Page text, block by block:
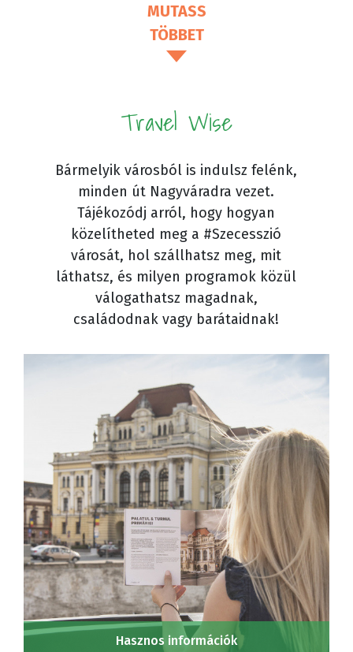
MUTASS
TÖBBET
Travel Wise
Bármelyik városból is indulsz felénk,
minden út Nagyváradra vezet.
Tájékozódj arról, hogy hogyan
közelítheted meg a #Szecesszió
városát, hol szállhatsz meg, mit
láthatsz, és milyen programok közül
válogathatsz magadnak,
családodnak vagy barátaidnak!
Hasznos információk